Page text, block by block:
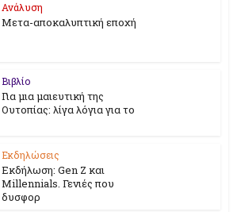
Ανάλυση
Μετα-αποκαλυπτική εποχή
Βιβλίο
Για μια μαιευτική της
Ουτοπίας: λίγα λόγια για το
Εκδηλώσεις
Εκδήλωση: Gen Z και
Millennials. Γενιές που
δυσφορ